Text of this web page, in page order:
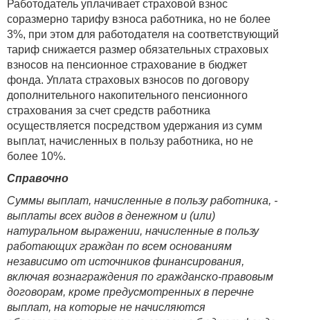
Работодатель уплачивает страховой взнос
соразмерно тарифу взноса работника, но не более
3%, при этом для работодателя на соответствующий
тариф снижается размер обязательных страховых
взносов на пенсионное страхование в бюджет
фонда. Уплата страховых взносов по договору
дополнительного накопительного пенсионного
страхования за счет средств работника
осуществляется посредством удержания из сумм
выплат, начисленных в пользу работника, но не
более 10%.
Справочно
Суммы выплат, начисленные в пользу работника, -
выплаты всех видов в денежном и (или)
натуральном выражении, начисленные в пользу
работающих граждан по всем основаниям
независимо от источников финансирования,
включая вознаграждения по гражданско-правовым
договорам, кроме предусмотренных в перечне
выплат, на которые не начисляются